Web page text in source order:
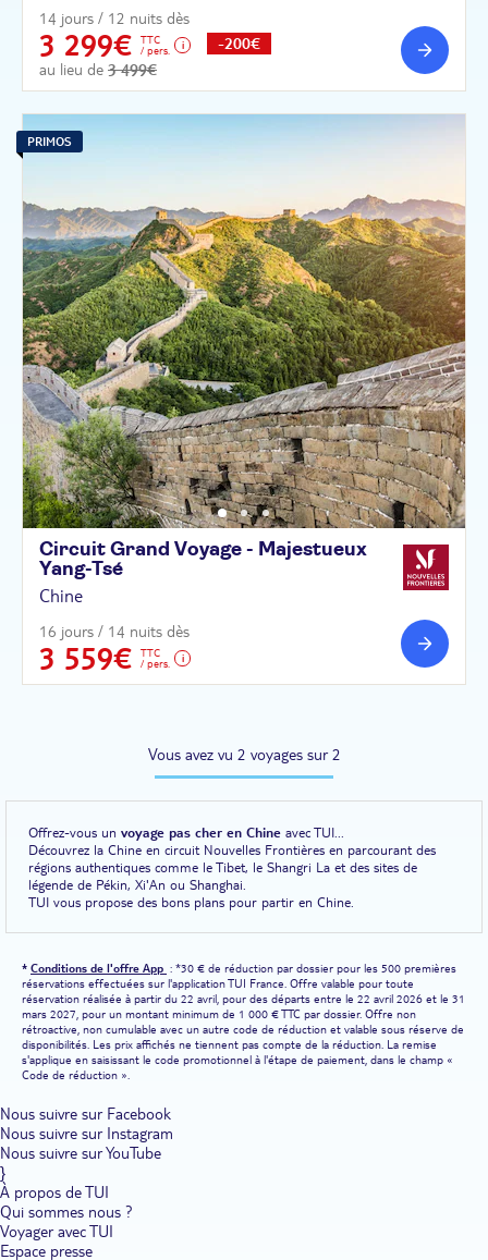
14 jours / 12 nuits dès
3 299€
TTC
/ pers.
au lieu de 3 499€
-200€
PRIMOS
Circuit Grand Voyage - Majestueux
Yang-Tsé
Chine
16 jours / 14 nuits dès
3 559€
TTC
/ pers.
Vous avez vu 2 voyages sur 2
Offrez-vous un voyage pas cher en Chine avec TUI...
Découvrez la Chine en circuit Nouvelles Frontières en parcourant des
régions authentiques comme le Tibet, le Shangri La et des sites de
légende de Pékin, Xi'An ou Shanghai.
TUI vous propose des bons plans pour partir en Chine.
* Conditions de l'offre App : *30 € de réduction par dossier pour les 500 premières
réservations effectuées sur l'application TUI France. Offre valable pour toute
réservation réalisée à partir du 22 avril, pour des départs entre le 22 avril 2026 et le 31
mars 2027, pour un montant minimum de 1 000 € TTC par dossier. Offre non
rétroactive, non cumulable avec un autre code de réduction et valable sous réserve de
disponibilités. Les prix affichés ne tiennent pas compte de la réduction. La remise
s'applique en saisissant le code promotionnel à l'étape de paiement, dans le champ «
Code de réduction ».
Nous suivre sur Facebook
Nous suivre sur Instagram
Nous suivre sur YouTube
}
À propos de TUI
Qui sommes nous ?
Voyager avec TUI
Espace presse